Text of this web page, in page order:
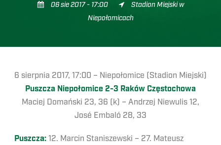
06 sie 2017 - 17:00
Stadion Miejski w
Niepołomicach
6 sierpnia 2017, 17:00 – Niepołomice (Stadion Miejski)
Puszcza Niepołomice 2-3 Raków Częstochowa
Maciej Domański 23, 36 (k) – Andrzej Niewulis 12,
José Embaló 28, 33
Puszcza: 12. Marcin Staniszewski – 27. Mateusz